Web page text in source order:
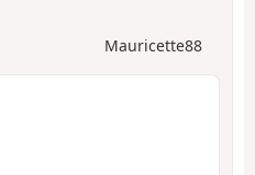
Mauricette88